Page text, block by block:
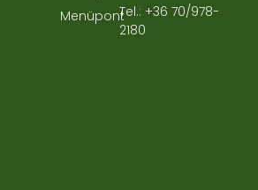
MenüpontTel.: +36 70/978-
2180